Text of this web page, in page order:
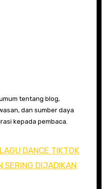
dan sumber daya
kepada pembaca.